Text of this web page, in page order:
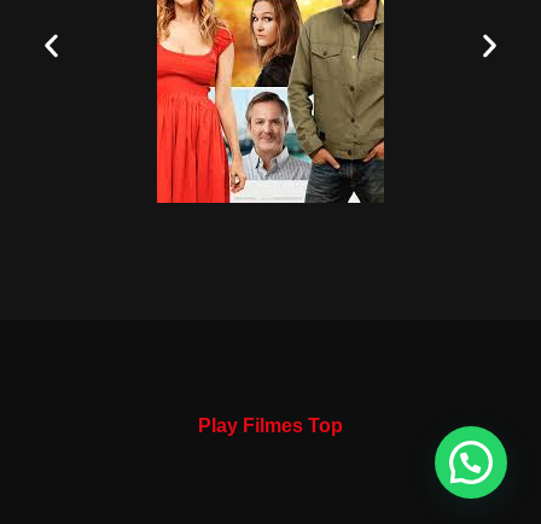
Play Filmes Top